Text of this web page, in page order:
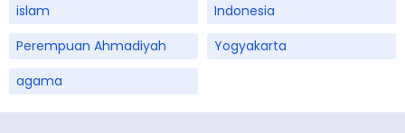
islam
Indonesia
Perempuan Ahmadiyah
Yogyakarta
agama